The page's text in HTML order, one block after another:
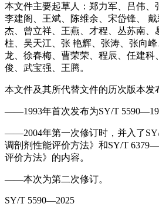
本文件主要起草人：郑力军、吕伟、
李建阁、王斌、陈维余、宋岱锋、
杰、曾立祥、王燕、才程、丛苏南、
柱、吴天江、张 艳辉、张涛、张向
龙、徐春梅、曹荣荣、程辰、任建科
俊、武宝强、王腾。
本文件及其所代替文件的历次版本发
——1993年首次发布为SY/T
——2004年第一次修订时，并入了
调剖剂性能评价方法》和SY/T
评价方法》的内容。
——本次为第二次修订。
SY/T 5590—2025